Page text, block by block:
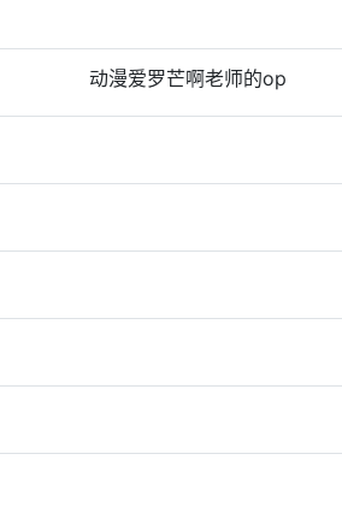
动漫爱罗芒啊老师的op